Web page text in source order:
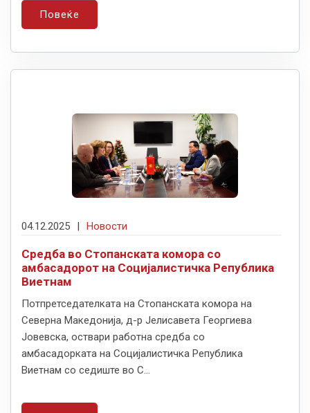
Повеќе
04.12.2025 | Новости
Средба во Стопанската комора со
амбасадорот на Социјалистичка Република
Виетнам
Потпретседателката на Стопанската комора на
Северна Македонија, д-р Јелисавета Георгиева
Јовевска, оствари работна средба со
амбасадорката на Социјалистичка Република
Виетнам со седиште во С...